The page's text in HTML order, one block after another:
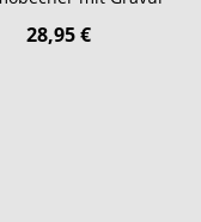
28,95 €